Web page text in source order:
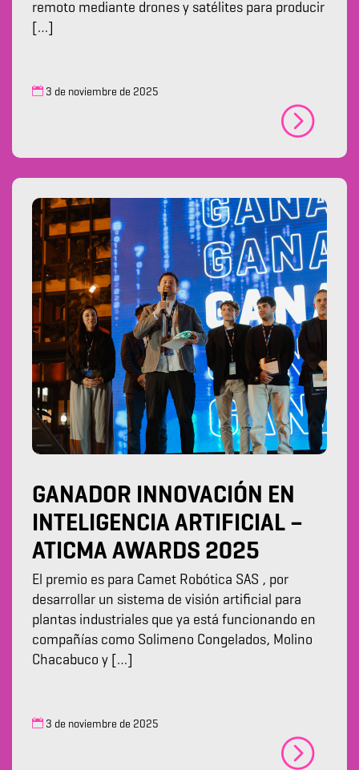
remoto mediante drones y satélites para producir
[…]
3 de noviembre de 2025
GANADOR INNOVACIÓN EN
INTELIGENCIA ARTIFICIAL –
ATICMA AWARDS 2025
El premio es para Camet Robótica SAS , por
desarrollar un sistema de visión artificial para
plantas industriales que ya está funcionando en
compañías como Solimeno Congelados, Molino
Chacabuco y […]
3 de noviembre de 2025